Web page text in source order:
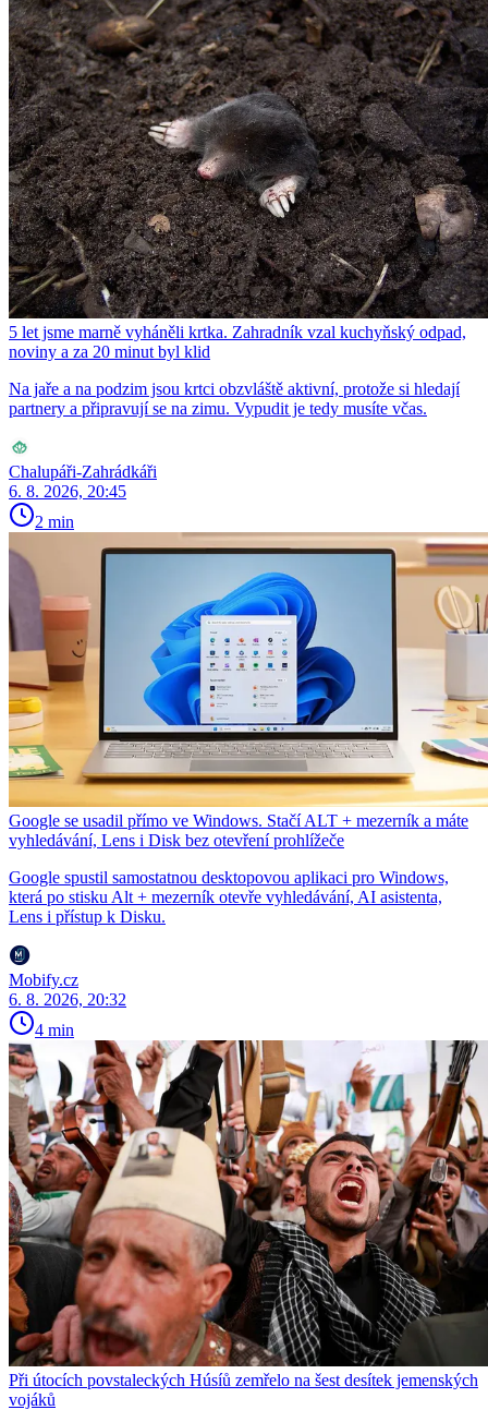
5 let jsme marně vyháněli krtka. Zahradník vzal kuchyňský odpad,
noviny a za 20 minut byl klid
Na jaře a na podzim jsou krtci obzvláště aktivní, protože si hledají
partnery a připravují se na zimu. Vypudit je tedy musíte včas.
Chalupáři-Zahrádkáři
6. 8. 2026, 20:45
2 min
Google se usadil přímo ve Windows. Stačí ALT + mezerník a máte
vyhledávání, Lens i Disk bez otevření prohlížeče
Google spustil samostatnou desktopovou aplikaci pro Windows,
která po stisku Alt + mezerník otevře vyhledávání, AI asistenta,
Lens i přístup k Disku.
Mobify.cz
6. 8. 2026, 20:32
4 min
Při útocích povstaleckých Húsíů zemřelo na šest desítek jemenských
vojáků